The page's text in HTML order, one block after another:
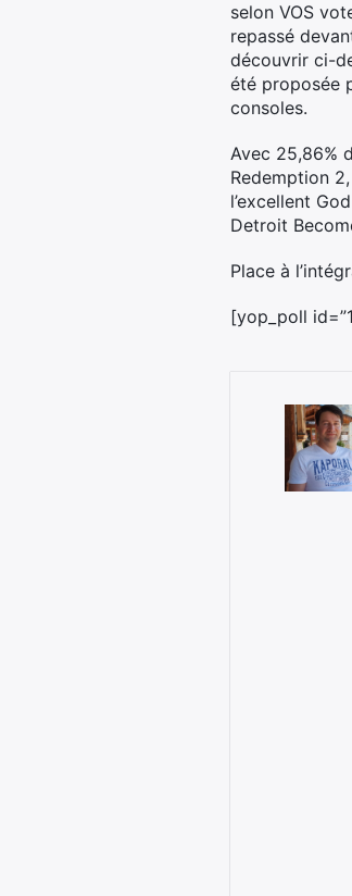
selon VOS
repassé
découvrir ci-
été proposée
consoles.
Avec 25,86%
Redemption
l’excellent
Detroit
Place à
[yop_poll